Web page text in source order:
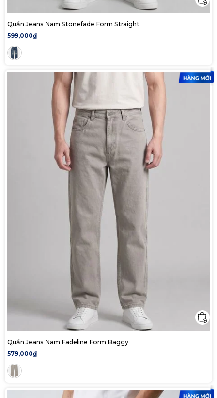
Quần Jeans Nam Stonefade Form Straight
599,000₫
Quần Jeans Nam Fadeline Form Baggy
579,000₫